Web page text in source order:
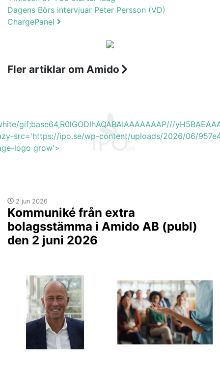
Dagens Börs intervjuar Peter Persson (VD)
ChargePanel
Fler artiklar om Amido
gif;base64,R0lGODlhAQABAIAAAAAAAP///
src='https://ipo.se/wp-content/uploads/2026/06/
logo grow'>
2 jun 2026
Kommuniké från extra
bolagsstämma i Amido AB (publ)
den 2 juni 2026